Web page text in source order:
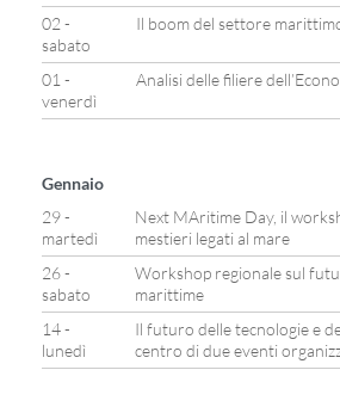
02 -
sabato
Il boom del settore
01 -
venerdì
Analisi delle filiere
Gennaio
29 -
martedì
Next MAritime Day, il
mestieri legati al mare
26 -
sabato
Workshop regionale sul
marittime
14 -
lunedì
Il futuro delle tecnologie e
centro di due eventi